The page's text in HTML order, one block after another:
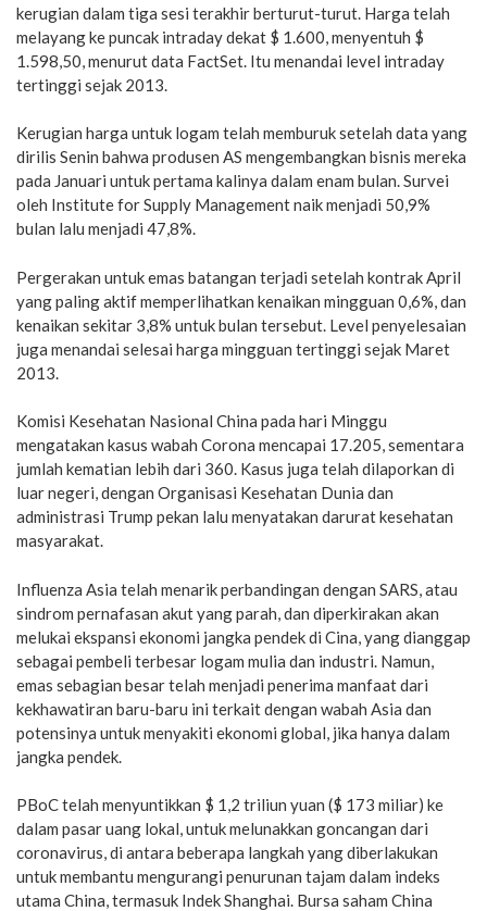
kerugian dalam tiga sesi terakhir berturut-turut. Harga telah
melayang ke puncak intraday dekat $ 1.600, menyentuh $
1.598,50, menurut data FactSet. Itu menandai level intraday
tertinggi sejak 2013.
Kerugian harga untuk logam telah memburuk setelah data yang
dirilis Senin bahwa produsen AS mengembangkan bisnis mereka
pada Januari untuk pertama kalinya dalam enam bulan. Survei
oleh Institute for Supply Management naik menjadi 50,9%
bulan lalu menjadi 47,8%.
Pergerakan untuk emas batangan terjadi setelah kontrak April
yang paling aktif memperlihatkan kenaikan mingguan 0,6%, dan
kenaikan sekitar 3,8% untuk bulan tersebut. Level penyelesaian
juga menandai selesai harga mingguan tertinggi sejak Maret
2013.
Komisi Kesehatan Nasional China pada hari Minggu
mengatakan kasus wabah Corona mencapai 17.205, sementara
jumlah kematian lebih dari 360. Kasus juga telah dilaporkan di
luar negeri, dengan Organisasi Kesehatan Dunia dan
administrasi Trump pekan lalu menyatakan darurat kesehatan
masyarakat.
Influenza Asia telah menarik perbandingan dengan SARS, atau
sindrom pernafasan akut yang parah, dan diperkirakan akan
melukai ekspansi ekonomi jangka pendek di Cina, yang dianggap
sebagai pembeli terbesar logam mulia dan industri. Namun,
emas sebagian besar telah menjadi penerima manfaat dari
kekhawatiran baru-baru ini terkait dengan wabah Asia dan
potensinya untuk menyakiti ekonomi global, jika hanya dalam
jangka pendek.
PBoC telah menyuntikkan $ 1,2 triliun yuan ($ 173 miliar) ke
dalam pasar uang lokal, untuk melunakkan goncangan dari
coronavirus, di antara beberapa langkah yang diberlakukan
untuk membantu mengurangi penurunan tajam dalam indeks
utama China, termasuk Indek Shanghai. Bursa saham China